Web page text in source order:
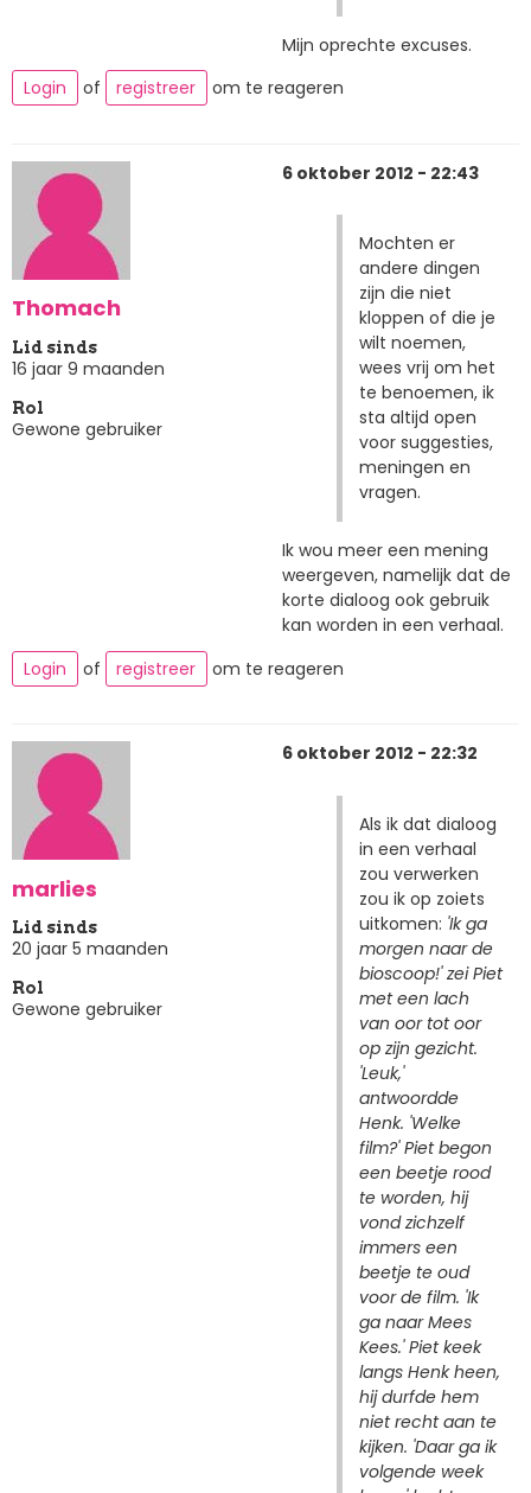
Mijn oprechte excuses.
Login
of registreer om te reageren
Thomach
Lid sinds
16 jaar 9 maanden
Rol
Gewone gebruiker
6 oktober 2012 - 22:43
Mochten er
andere dingen
zijn die niet
kloppen of die je
wilt noemen,
wees vrij om het
te benoemen, ik
sta altijd open
voor suggesties,
meningen en
vragen.
Ik wou meer een mening
weergeven, namelijk dat de
korte dialoog ook gebruik
kan worden in een verhaal.
Login
of registreer om te reageren
marlies
Lid sinds
20 jaar 5 maanden
Rol
Gewone gebruiker
6 oktober 2012 - 22:32
Als ik dat dialoog
in een verhaal
zou verwerken
zou ik op zoiets
uitkomen: 'Ik ga
morgen naar de
bioscoop!' zei Piet
met een lach
van oor tot oor
op zijn gezicht.
'Leuk,'
antwoordde
Henk. 'Welke
film?' Piet begon
een beetje rood
te worden, hij
vond zichzelf
immers een
beetje te oud
voor de film. 'Ik
ga naar Mees
Kees.' Piet keek
langs Henk heen,
hij durfde hem
niet recht aan te
kijken. 'Daar ga ik
volgende week